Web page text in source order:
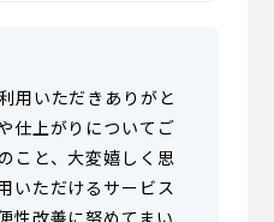
用いただきありがと
仕上がりについてご
こと、大変嬉しく思
いただけるサービス
性改善に努めてまい